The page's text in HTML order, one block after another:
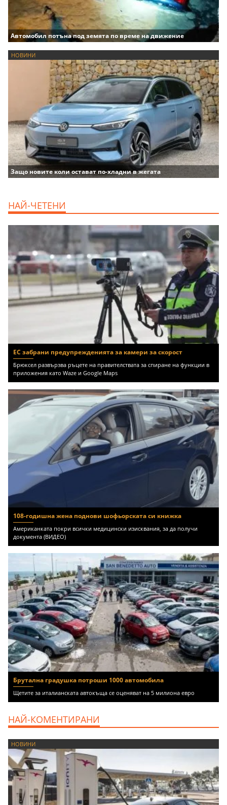
Автомобил потъна под земята по време на движение
НОВИНИ
Защо новите коли остават по-хладни в жегата
НАЙ-ЧЕТЕНИ
ЕС забрани предупрежденията за камери за скорост
Брюксел развързва ръцете на правителствата за спиране на функции в
приложения като Waze и Google Maps
108-годишна жена поднови шофьорската си книжка
Американката покри всички медицински изисквания, за да получи
документа (ВИДЕО)
Брутална градушка потроши 1000 автомобила
Щетите за италианската автокъща се оценяват на 5 милиона евро
НАЙ-КОМЕНТИРАНИ
НОВИНИ